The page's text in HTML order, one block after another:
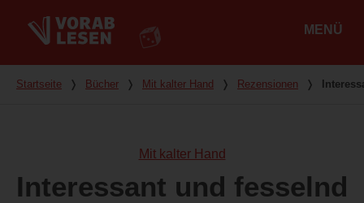
MENÜ
Du bist hier
Startseite ❭ Bücher ❭ Mit kalter Hand ❭ Rezensionen ❭
Mit kalter Hand
Interessant und fesselnd